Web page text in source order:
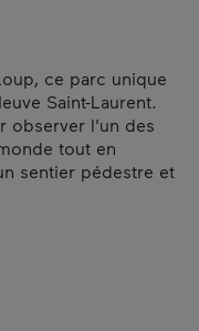
ce parc unique
Saint-Laurent.
observer l'un des
tout en
sentier pédestre et